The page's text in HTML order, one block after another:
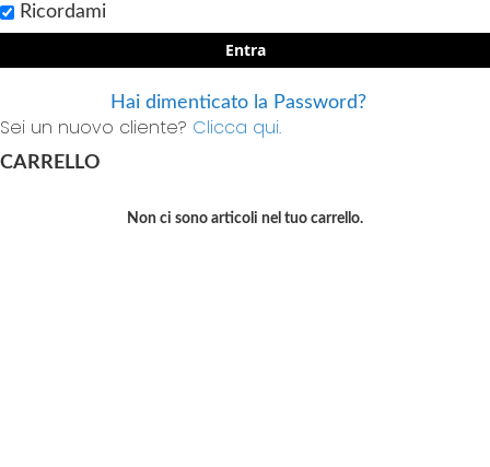
Ricordami
Entra
Hai dimenticato la Password?
Sei un nuovo cliente? Clicca qui.
CARRELLO
Non ci sono articoli nel tuo carrello.